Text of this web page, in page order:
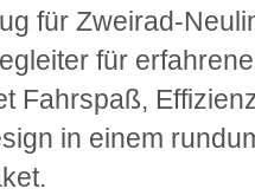
für Zweirad-
für
Fahrspaß,
in einem